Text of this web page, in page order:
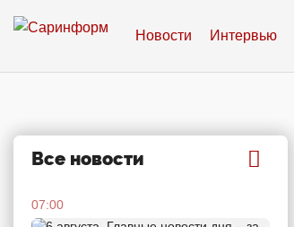
Новости Интервью
Все новости
07:00